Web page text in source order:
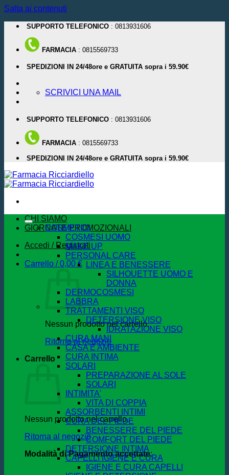
Salta ai contenuti
SUPPORTO TELEFONICO : 0813931606
FARMACIA : 0815569733
SPEDIZIONI IN 24/48ore e GRATUITA sopra i 59.90€
SCRIVICI UNA MAIL
SUPPORTO TELEFONICO : 0813931606
FARMACIA : 0815569733
SPEDIZIONI IN 24/48ore e GRATUITA sopra i 59.90€
CHI SIAMO
GIORNATE PROMOZIONALI
Accedi / Registrati
Carrello /0,00 €
Nessun prodotto nel carrello.
Ritorna al negozio
Carrello
Nessun prodotto nel carrello.
Ritorna al negozio
Modalità di Pagamento accettate:
COSMETICI
COSMESI UOMO
MAKE UP
PERSONAL CARE
LINEA E BENESSERE
SILHOUETTE UOMO E
DONNA
DERMOCOSMESI
LABBRA
TRATTAMENTI VISO
DETERSIONE VISO
IDRATAZIONE VISO
CURA MANI
CASA E AMBIENTE
CURA INTIMA
SOLARI
PREPARAZIONE AL SOLE
SOLARI
INTIMITA'
VITA DI COPPIA
ASSORBENTI INTIMI
CURA DEL PIEDE
BENESSERE DEL PIEDE
COMFORT DEL PIEDE
DETERSIONE INTIMA
CAPELLI IGIENE E CURA
IGIENE E CURA CAPELLI